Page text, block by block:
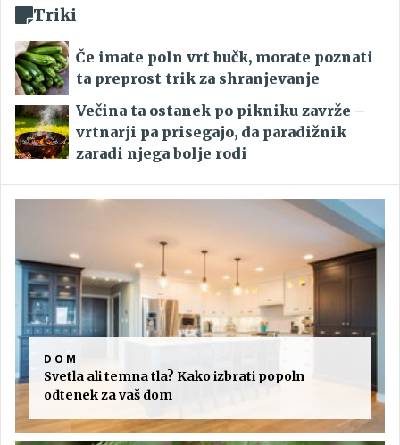
Triki
Če imate poln vrt bučk, morate poznati
ta preprost trik za shranjevanje
Večina ta ostanek po pikniku zavrže –
vrtnarji pa prisegajo, da paradižnik
zaradi njega bolje rodi
DOM
Svetla ali temna tla? Kako izbrati popoln
odtenek za vaš dom